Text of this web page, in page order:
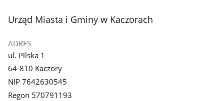
stopka
Urząd Miasta i Gminy w Kaczorach
ADRES
ul. Pilska 1
64-810 Kaczory
NIP 7642630545
Regon 570791193